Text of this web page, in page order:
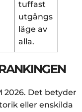
tuffast
utgångs
läge av
alla.
2026. Det betyder
eller enskilda